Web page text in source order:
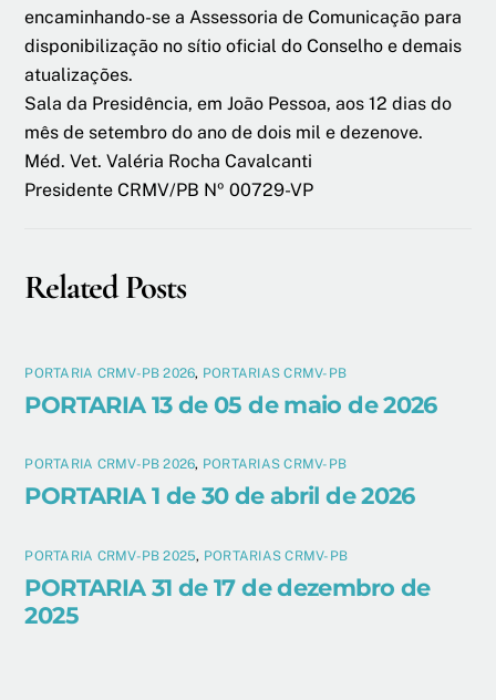
encaminhando-se a Assessoria de Comunicação para
disponibilização no sítio oficial do Conselho e demais
atualizações.
Sala da Presidência, em João Pessoa, aos 12 dias do
mês de setembro do ano de dois mil e dezenove.
Méd. Vet. Valéria Rocha Cavalcanti
Presidente CRMV/PB Nº 00729-VP
Related Posts
PORTARIA CRMV-PB 2026, PORTARIAS CRMV-PB
PORTARIA 13 de 05 de maio de 2026
PORTARIA CRMV-PB 2026, PORTARIAS CRMV-PB
PORTARIA 1 de 30 de abril de 2026
PORTARIA CRMV-PB 2025, PORTARIAS CRMV-PB
PORTARIA 31 de 17 de dezembro de
2025